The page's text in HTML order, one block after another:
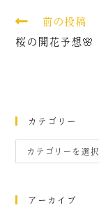
前の投稿
桜の開花予想🌸
カテゴリー
カテゴリーを選択
アーカイブ